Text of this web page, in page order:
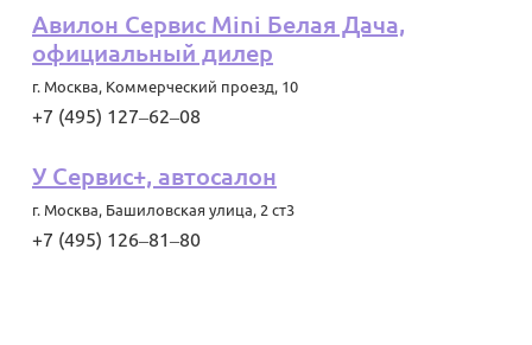
Авилон Сервис Mini Белая Дача,
официальный дилер
г. Москва, Коммерческий проезд, 10
+7 (495) 127‒62‒08
У Сервис+, автосалон
г. Москва, Башиловская улица, 2 ст3
+7 (495) 126‒81‒80